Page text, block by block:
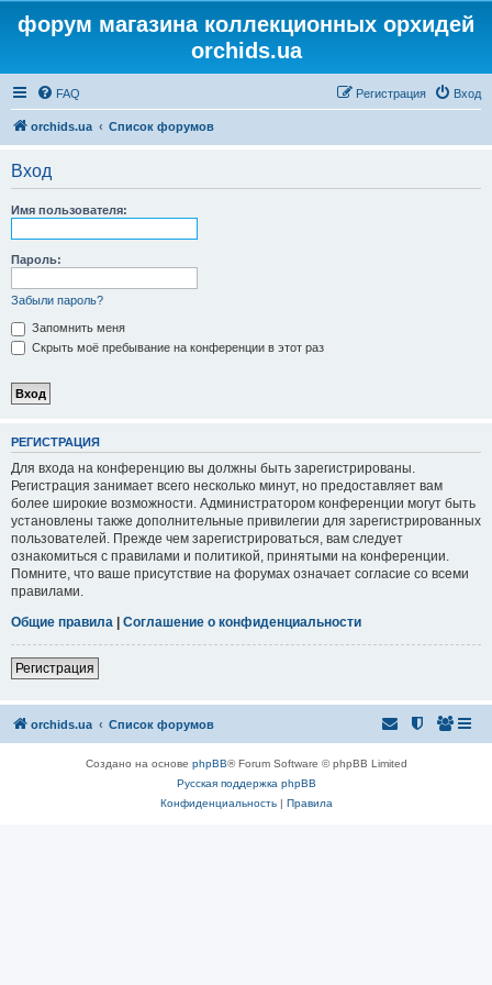
форум магазина коллекционных орхидей
orchids.ua
FAQ Вход
Регистрация
orchids.ua Список форумов
Вход
Имя пользователя:
Пароль:
Забыли пароль?
Запомнить меня
Скрыть моё пребывание на конференции в этот раз
РЕГИСТРАЦИЯ
Для входа на конференцию вы должны быть зарегистрированы.
Регистрация занимает всего несколько минут, но предоставляет вам
более широкие возможности. Администратором конференции могут быть
установлены также дополнительные привилегии для зарегистрированных
пользователей. Прежде чем зарегистрироваться, вам следует
ознакомиться с правилами и политикой, принятыми на конференции.
Помните, что ваше присутствие на форумах означает согласие со всеми
правилами.
Общие правила | Соглашение о конфиденциальности
Регистрация
orchids.ua Список форумов
Создано на основе phpBB® Forum Software © phpBB Limited
Русская поддержка phpBB
Конфиденциальность| Правила